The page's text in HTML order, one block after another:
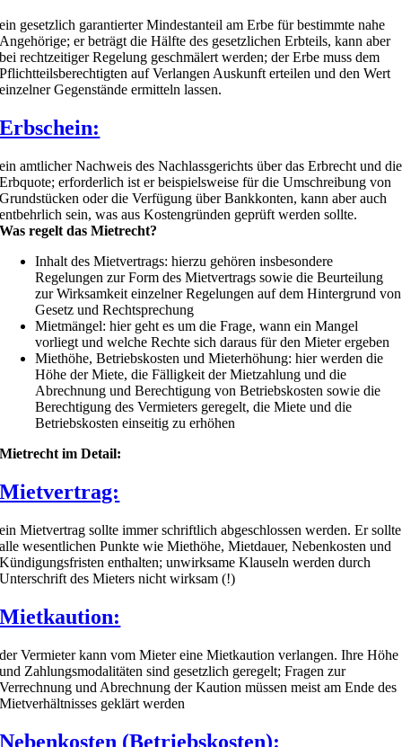
ein gesetzlich garantierter Mindestanteil am Erbe für bestimmte nahe
Angehörige; er beträgt die Hälfte des gesetzlichen Erbteils, kann aber
bei rechtzeitiger Regelung geschmälert werden; der Erbe muss dem
Pflichtteilsberechtigten auf Verlangen Auskunft erteilen und den Wert
einzelner Gegenstände ermitteln lassen.
Erbschein:
ein amtlicher Nachweis des Nachlassgerichts über das Erbrecht und die
Erbquote; erforderlich ist er beispielsweise für die Umschreibung von
Grundstücken oder die Verfügung über Bankkonten, kann aber auch
entbehrlich sein, was aus Kostengründen geprüft werden sollte.
Was regelt das Mietrecht?
Inhalt des Mietvertrags: hierzu gehören insbesondere
Regelungen zur Form des Mietvertrags sowie die Beurteilung
zur Wirksamkeit einzelner Regelungen auf dem Hintergrund von
Gesetz und Rechtsprechung
Mietmängel: hier geht es um die Frage, wann ein Mangel
vorliegt und welche Rechte sich daraus für den Mieter ergeben
Miethöhe, Betriebskosten und Mieterhöhung: hier werden die
Höhe der Miete, die Fälligkeit der Mietzahlung und die
Abrechnung und Berechtigung von Betriebskosten sowie die
Berechtigung des Vermieters geregelt, die Miete und die
Betriebskosten einseitig zu erhöhen
Mietrecht im Detail:
Mietvertrag:
ein Mietvertrag sollte immer schriftlich abgeschlossen werden. Er sollte
alle wesentlichen Punkte wie Miethöhe, Mietdauer, Nebenkosten und
Kündigungsfristen enthalten; unwirksame Klauseln werden durch
Unterschrift des Mieters nicht wirksam (!)
Mietkaution:
der Vermieter kann vom Mieter eine Mietkaution verlangen. Ihre Höhe
und Zahlungsmodalitäten sind gesetzlich geregelt; Fragen zur
Verrechnung und Abrechnung der Kaution müssen meist am Ende des
Mietverhältnisses geklärt werden
Nebenkosten (Betriebskosten):